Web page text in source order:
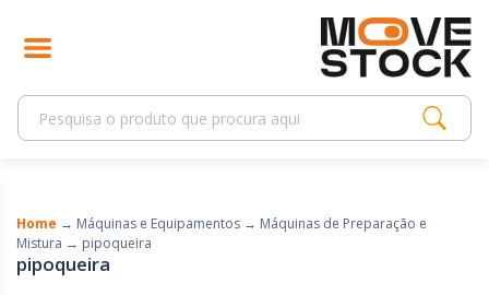
Home → Máquinas e Equipamentos → Máquinas de Preparação e
Mistura → pipoqueira
pipoqueira